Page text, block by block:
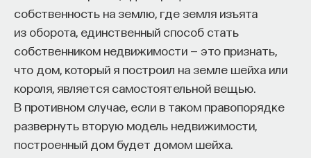
собственность на землю, где земля изъята
из оборота, единственный способ стать
собственником недвижимости — это признать,
что дом, который я построил на земле шейха или
короля, является самостоятельной вещью.
В противном случае, если в таком правопорядке
развернуть вторую модель недвижимости,
построенный дом будет домом шейха.
создан. Они некритично делегируют агенту
самые разные задачи и переносят в эту
коммуникацию далеко не лучшие привычки.
Но если использовать ИИ как сложного
собеседника, который заставляет уточнять
основания, спорить и продумывать собственную
позицию, тогда студент действительно
продвигается. Решающее значение имеет